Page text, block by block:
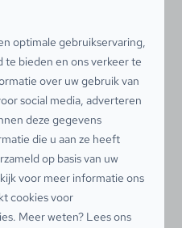
kleine stadskern
en gezellige
worden hier
georganiseerd. Van
tot eetproeverijen,
Koopavond
tot 21:00 uur. Ook
in Schagen geopend.
binnenstad zitten
optimale gebruikservaring,
te bieden en ons verkeer te
over uw gebruik van
social media, adverteren
deze gegevens
die u aan ze heeft
op basis van uw
voor meer informatie ons
cookies voor
Meer weten? Lees ons